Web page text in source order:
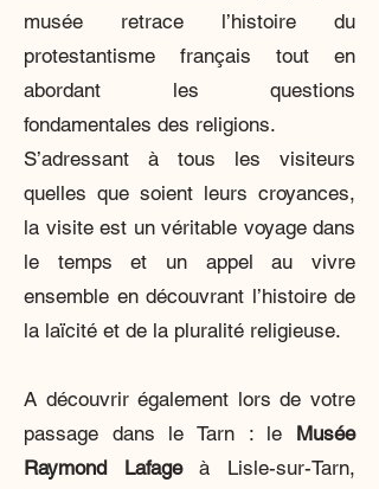
musée retrace l’histoire du
protestantisme français tout en
abordant les questions
fondamentales des religions.
S’adressant à tous les visiteurs
quelles que soient leurs croyances,
la visite est un véritable voyage dans
le temps et un appel au vivre
ensemble en découvrant l’histoire de
la laïcité et de la pluralité religieuse.
A découvrir également lors de votre
passage dans le Tarn : le Musée
Raymond Lafageà Lisle-sur-Tarn,